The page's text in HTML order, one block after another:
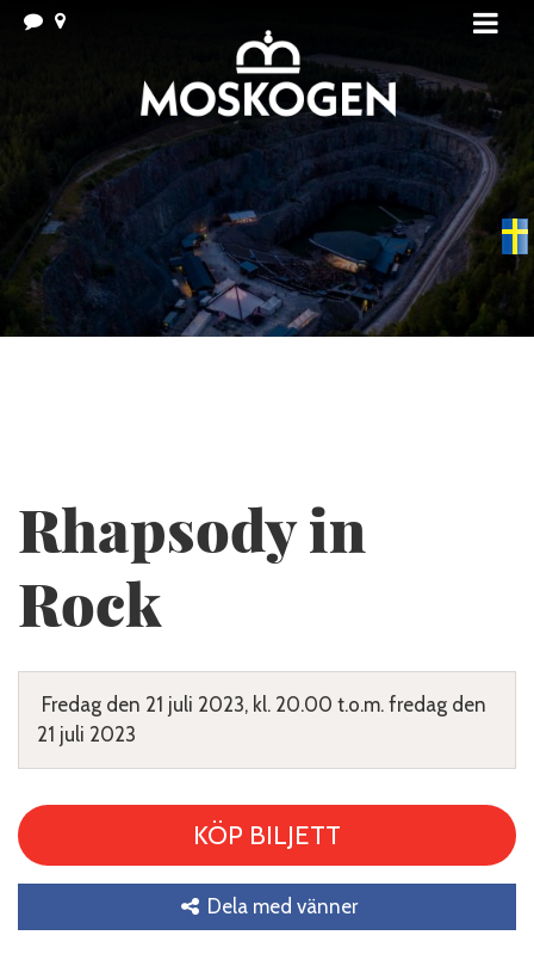
Rhapsody in
Rock
Fredag den 21 juli 2023, kl. 20.00 t.o.m. fredag den
21 juli 2023
KÖP BILJETT
Dela med vänner
Swedish